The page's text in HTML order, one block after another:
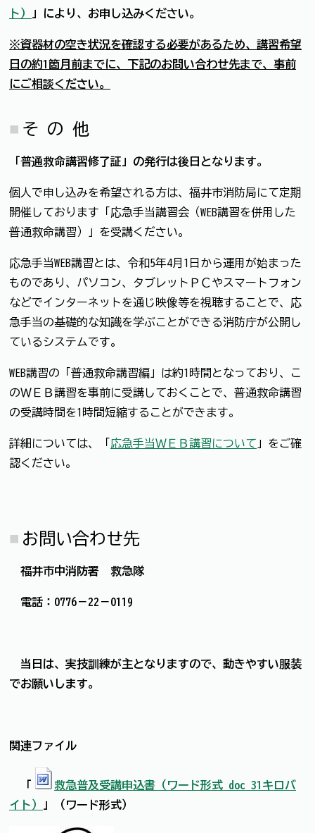
ト）
」により、お申し込みください。
※資器材の空き状況を確認する必要があるため、講習希望
日の約1箇月前までに、下記のお問い合わせ先まで、事前
にご相談ください。
そ の 他
「普通救命講習修了証」の発行は後日となります。
個人で申し込みを希望される方は、福井市消防局にて定期
開催しております「応急手当講習会（WEB講習を併用した
普通救命講習）」を受講ください。
応急手当WEB講習とは、令和5年4月1日から運用が始まった
ものであり、パソコン、タブレットＰＣやスマートフォン
などでインターネットを通じ映像等を視聴することで、応
急手当の基礎的な知識を学ぶことができる消防庁が公開し
ているシステムです。
WEB講習の「普通救命講習編」は約1時間となっており、こ
のＷＥＢ講習を事前に受講しておくことで、普通救命講習
の受講時間を1時間短縮することができます。
詳細については、「応急手当ＷＥＢ講習について 」をご確
認ください。
お問い合わせ先
福井市中消防署 救急隊
電話：0776－22－0119
当日は、実技訓練が主となりますので、動きやすい服装
でお願いします。
関連ファイル
「
救急普及受講申込書（ワード形式 doc 31キロバ
イト）
」（ワード形式）